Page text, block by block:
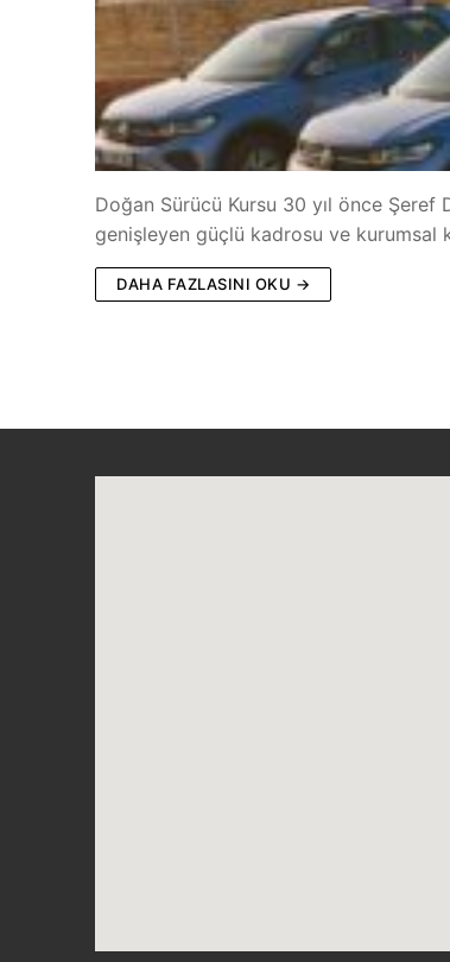
Doğan Sürücü Kursu 30 yıl önce
genişleyen güçlü kadrosu ve kurumsal
DAHA FAZLASINI OKU →